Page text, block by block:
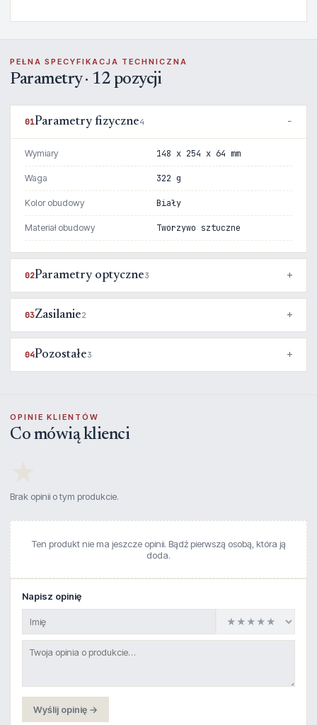
PEŁNA SPECYFIKACJA TECHNICZNA
Parametry · 12 pozycji
01Parametry fizyczne4
Wymiary 148 x 254 x 64 mm
Waga 322 g
Kolor obudowy Biały
Materiał obudowy Tworzywo sztuczne
02Parametry optyczne3
03Zasilanie2
04Pozostałe3
OPINIE KLIENTÓW
Co mówią klienci
Brak opinii o tym produkcie.
Ten produkt nie ma jeszcze opinii. Bądź pierwszą osobą, która ją
doda.
Napisz opinię
Wyślij opinię →